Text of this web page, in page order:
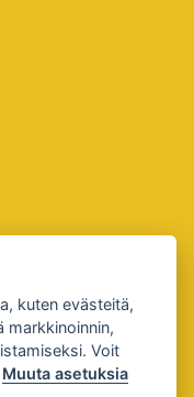
kuten evästeitä,
markkinoinnin,
Voit
Muuta asetuksia